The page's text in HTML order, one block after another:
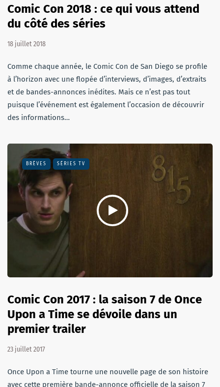
Comic Con 2018 : ce qui vous attend
du côté des séries
18 juillet 2018
Comme chaque année, le Comic Con de San Diego se profile
à l’horizon avec une flopée d’interviews, d’images, d’extraits
et de bandes-annonces inédites. Mais ce n’est pas tout
puisque l’événement est également l’occasion de découvrir
des informations…
BRÈVES SÉRIES TV
Comic Con 2017 : la saison 7 de Once
Upon a Time se dévoile dans un
premier trailer
23 juillet 2017
Once Upon a Time tourne une nouvelle page de son histoire
avec cette première bande-annonce officielle de la saison 7